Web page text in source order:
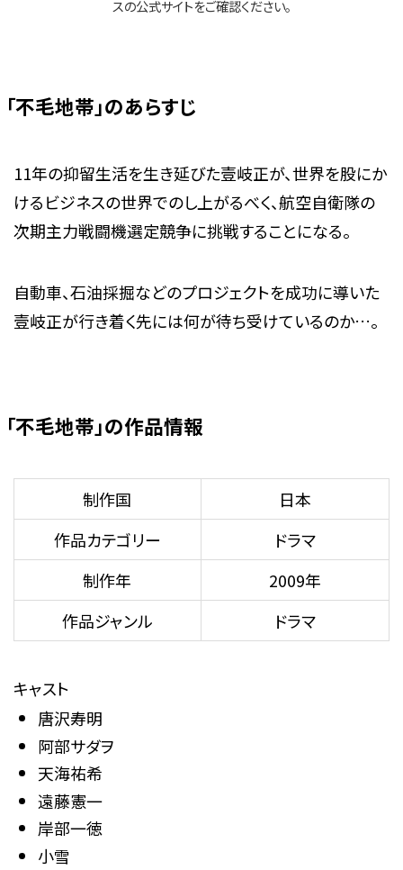
スの公式サイトをご確認ください。
「不毛地帯」のあらすじ
11年の抑留生活を生き延びた壹岐正が、世界を股にか
けるビジネスの世界でのし上がるべく、航空自衛隊の
次期主力戦闘機選定競争に挑戦することになる。
自動車、石油採掘などのプロジェクトを成功に導いた
壹岐正が行き着く先には何が待ち受けているのか…。
「不毛地帯」の作品情報
制作国
日本
作品カテゴリー
ドラマ
制作年
2009年
作品ジャンル
ドラマ
キャスト
唐沢寿明
阿部サダヲ
天海祐希
遠藤憲一
岸部一徳
小雪